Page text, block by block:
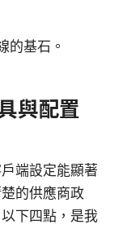
的基石。
與配置
端設定能顯著
的供應商政
下四點，是我